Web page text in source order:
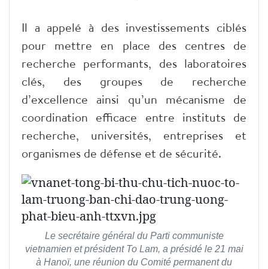
Il a appelé à des investissements ciblés
pour mettre en place des centres de
recherche performants, des laboratoires
clés, des groupes de recherche
d’excellence ainsi qu’un mécanisme de
coordination efficace entre instituts de
recherche, universités, entreprises et
organismes de défense et de sécurité.
Le secrétaire général du Parti communiste
vietnamien et président To Lam, a présidé le 21 mai
à Hanoï, une réunion du Comité permanent du